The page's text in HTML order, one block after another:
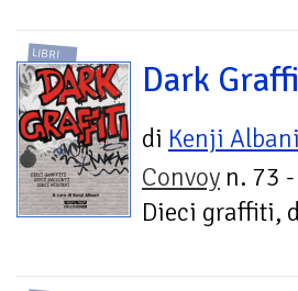
LIBRI
Dark
di Kenji Albani
Convoy n. 73
Dieci graffiti,